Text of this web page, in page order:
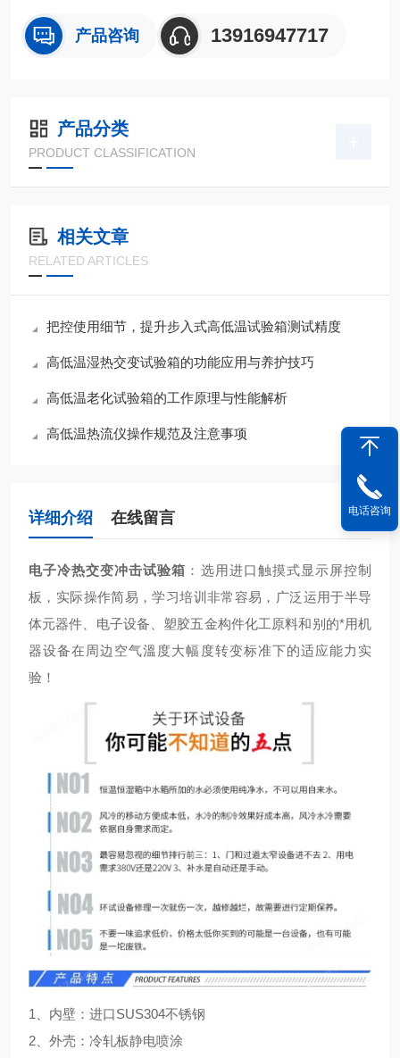
产品咨询 13916947717
产品分类
PRODUCT CLASSIFICATION
相关文章
RELATED ARTICLES
把控使用细节，提升步入式高低温试验箱测试精度
高低温湿热交变试验箱的功能应用与养护技巧
高低温老化试验箱的工作原理与性能解析
高低温热流仪操作规范及注意事项
详细介绍 在线留言
电子冷热交变冲击试验箱 ： 选用进口触摸式显示屏控制
板，实际操作简易，学习培训非常容易，广泛运用于半导
体元器件、电子设备、塑胶五金构件化工原料和别的*用机
器设备在周边空气溫度大幅度转变标准下的适应能力实
验！
1、内壁：进口SUS304不锈钢
2、外壳：冷轧板静电喷涂
电话咨询